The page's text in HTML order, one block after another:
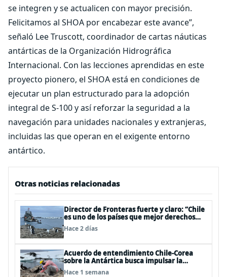
se integren y se actualicen con mayor precisión.
Felicitamos al SHOA por encabezar este avance”,
señaló Lee Truscott, coordinador de cartas náuticas
antárticas de la Organización Hidrográfica
Internacional. Con las lecciones aprendidas en este
proyecto pionero, el SHOA está en condiciones de
ejecutar un plan estructurado para la adopción
integral de S-100 y así reforzar la seguridad a la
navegación para unidades nacionales y extranjeras,
incluidas las que operan en el exigente entorno
antártico.
Otras noticias relacionadas
Director de Fronteras fuerte y claro: “Chile
es uno de los países que mejor derechos
tiene para sustentar una reclamación de
territorio antártico”
Hace 2 días
Acuerdo de entendimiento Chile-Corea
sobre la Antártica busca impulsar la
investigación científica
Hace 1 semana